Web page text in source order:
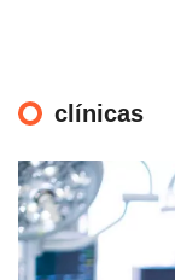
clínicas